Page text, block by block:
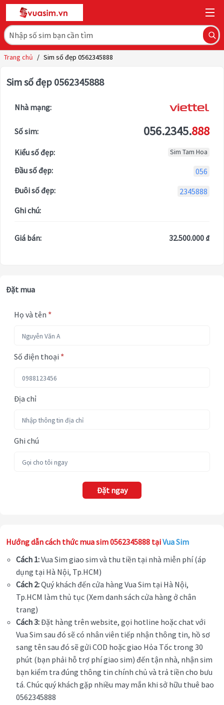
Trang chủ / Sim số đẹp 0562345888
Sim số đẹp 0562345888
Nhà mạng:
Số sim: 056.2345.888
Kiểu số đẹp: Sim Tam Hoa
Đầu số đẹp:
056
Đuôi số đẹp:
2345888
Ghi chú:
Giá bán: 32.500.000 ₫
Đặt mua
Họ và tên *
Số điện thoại *
Địa chỉ
Ghi chú
Đặt ngay
Hướng dẫn cách thức mua sim 0562345888 tạiVua Sim
Cách 1:Vua Sim giao sim và thu tiền tại nhà miễn phí (áp
dụng tại Hà Nội, Tp.HCM)
Cách 2:Quý khách đến cửa hàng Vua Sim tại Hà Nội,
Tp.HCM làm thủ tục (Xem danh sách cửa hàng ở chân
trang)
Cách 3:Đặt hàng trên website, gọi hotline hoặc chat với
Vua Sim sau đó sẽ có nhân viên tiếp nhận thông tin, hồ sơ
sang tên sau đó sẽ gửi COD hoặc giao Hỏa Tốc trong 30
phút (bạn phải hỗ trợ phí giao sim) đến tận nhà, nhận sim
bạn kiểm tra đúng thông tin chính chủ và trả tiền cho bưu
tá. Chúc quý khách gặp nhiều may mắn khi sở hữu thuê bao
0562345888